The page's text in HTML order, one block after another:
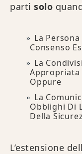
parti solo
La
Consenso
La
Appropriata
Oppure
La
Obblighi Di
Della
L’estensione